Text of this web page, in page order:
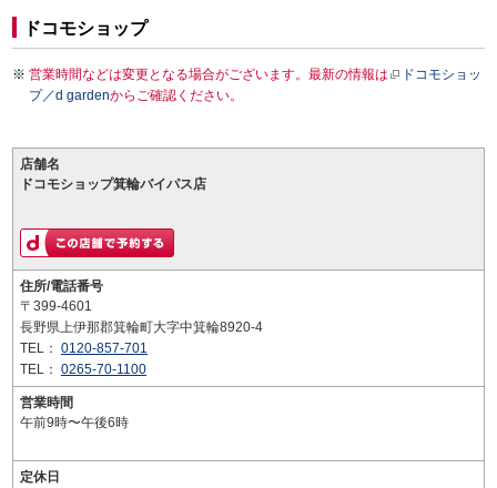
ドコモショップ
営業時間などは変更となる場合がございます。最新の情報は
ドコモショッ
プ／d gardenからご確認ください。
店舗名
ドコモショップ箕輪バイパス店
住所/電話番号
〒399-4601
長野県上伊那郡箕輪町大字中箕輪8920-4
TEL： 0120-857-701
TEL： 0265-70-1100
営業時間
午前9時〜午後6時
定休日